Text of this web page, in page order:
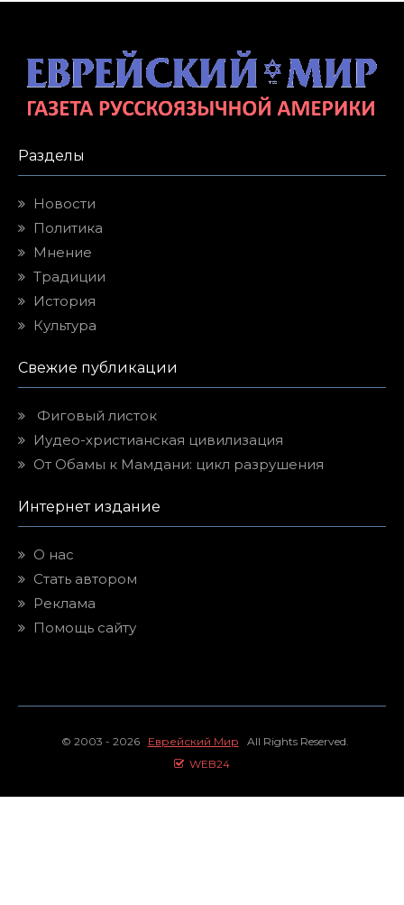
Разделы
Новости
Политика
Мнение
Традиции
История
Культура
Свежие публикации
Фиговый листок
Иудео-христианская цивилизация
От Обамы к Мамдани: цикл разрушения
Интернет издание
О нас
Стать автором
Реклама
Помощь сайту
© 2003 - 2026 Еврейский Мир All Rights Reserved.
WEB24